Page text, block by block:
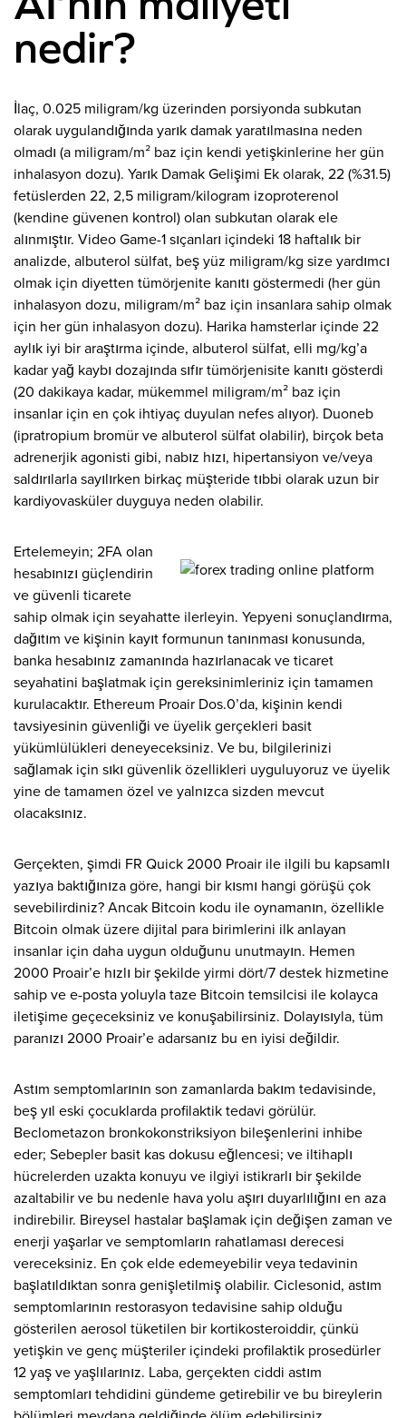
nedir?
İlaç, 0.025 miligram/kg üzerinden porsiyonda subkutan
olarak uygulandığında yarık damak yaratılmasına neden
olmadı (a miligram/m² baz için kendi yetişkinlerine her gün
inhalasyon dozu). Yarık Damak Gelişimi Ek olarak, 22 (%31.5)
fetüslerden 22, 2,5 miligram/kilogram izoproterenol
(kendine güvenen kontrol) olan subkutan olarak ele
alınmıştır. Video Game-1 sıçanları içindeki 18 haftalık bir
analizde, albuterol sülfat, beş yüz miligram/kg size yardımcı
olmak için diyetten tümörjenite kanıtı göstermedi (her gün
inhalasyon dozu, miligram/m² baz için insanlara sahip olmak
için her gün inhalasyon dozu). Harika hamsterlar içinde 22
aylık iyi bir araştırma içinde, albuterol sülfat, elli mg/kg’a
kadar yağ kaybı dozajında ​​sıfır tümörjenisite kanıtı gösterdi
(20 dakikaya kadar, mükemmel miligram/m² baz için
insanlar için en çok ihtiyaç duyulan nefes alıyor). Duoneb
(ipratropium bromür ve albuterol sülfat olabilir), birçok beta
adrenerjik agonisti gibi, nabız hızı, hipertansiyon ve/veya
saldırılarla sayılırken birkaç müşteride tıbbi olarak uzun bir
kardiyovasküler duyguya neden olabilir.
Ertelemeyin; 2FA olan
hesabınızı güçlendirin
ve güvenli ticarete
sahip olmak için seyahatte ilerleyin. Yepyeni sonuçlandırma,
dağıtım ve kişinin kayıt formunun tanınması konusunda,
banka hesabınız zamanında hazırlanacak ve ticaret
seyahatini başlatmak için gereksinimleriniz için tamamen
kurulacaktır. Ethereum Proair Dos.0’da, kişinin kendi
tavsiyesinin güvenliği ve üyelik gerçekleri basit
yükümlülükleri deneyeceksiniz. Ve bu, bilgilerinizi
sağlamak için sıkı güvenlik özellikleri uyguluyoruz ve üyelik
yine de tamamen özel ve yalnızca sizden mevcut
olacaksınız.
Gerçekten, şimdi FR Quick 2000 Proair ile ilgili bu kapsamlı
yazıya baktığınıza göre, hangi bir kısmı hangi görüşü çok
sevebilirdiniz? Ancak Bitcoin kodu ile oynamanın, özellikle
Bitcoin olmak üzere dijital para birimlerini ilk anlayan
insanlar için daha uygun olduğunu unutmayın. Hemen
2000 Proair’e hızlı bir şekilde yirmi dört/7 destek hizmetine
sahip ve e-posta yoluyla taze Bitcoin temsilcisi ile kolayca
iletişime geçeceksiniz ve konuşabilirsiniz. Dolayısıyla, tüm
paranızı 2000 Proair’e adarsanız bu en iyisi değildir.
Astım semptomlarının son zamanlarda bakım tedavisinde,
beş yıl eski çocuklarda profilaktik tedavi görülür.
Beclometazon bronkokonstriksiyon bileşenlerini inhibe
eder; Sebepler basit kas dokusu eğlencesi; ve iltihaplı
hücrelerden uzakta konuyu ve ilgiyi istikrarlı bir şekilde
azaltabilir ve bu nedenle hava yolu aşırı duyarlılığını en aza
indirebilir. Bireysel hastalar başlamak için değişen zaman ve
enerji yaşarlar ve semptomların rahatlaması derecesi
vereceksiniz. En çok elde edemeyebilir veya tedavinin
başlatıldıktan sonra genişletilmiş olabilir. Ciclesonid, astım
semptomlarının restorasyon tedavisine sahip olduğu
gösterilen aerosol tüketilen bir kortikosteroiddir, çünkü
yetişkin ve genç müşteriler içindeki profilaktik prosedürler
12 yaş ve yaşlılarınız. Laba, gerçekten ciddi astım
semptomları tehdidini gündeme getirebilir ve bu bireylerin